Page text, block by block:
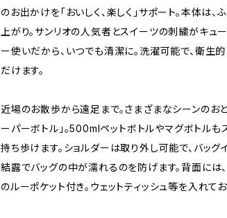
のお出かけを「おいしく、楽しく」サポート。本体は、
上がり。サンリオの人気者とスイーツの刺繍がキュー
ー使いだから、いつでも清潔に。洗濯可能で、衛生
だけます。
近場のお散歩から遠足まで。さまざまなシーンのお
ーパーボトル」。500mlペットボトルやマグボトルも
持ち歩けます。ショルダーは取り外し可能で、バッグ
結露でバッグの中が濡れるのを防げます。背面には
のルーポケット付き。ウェットティッシュ等を入れてお